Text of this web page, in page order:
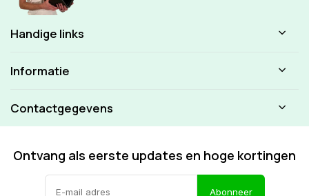
Handige links
Informatie
Contactgegevens
Ontvang als eerste updates en hoge kortingen
Abonneer